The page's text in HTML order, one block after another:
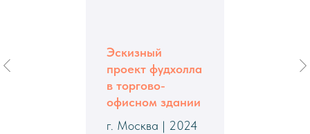
Эскизный
проект фудхолла
в торгово-
офисном здании
г. Москва | 2024